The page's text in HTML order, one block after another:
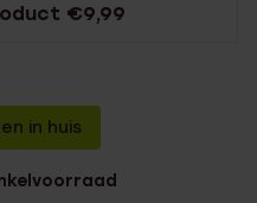
€9,99
in huis